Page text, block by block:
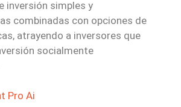
inversión simples y
combinadas con opciones de
atrayendo a inversores que
socialmente
Pro Ai